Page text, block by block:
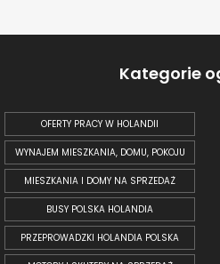
Kategorie
OFERTY PRACY W HOLANDII
WYNAJEM MIESZKANIA, DOMU, POKOJU
MIESZKANIA I DOMY NA SPRZEDAŻ
BUSY POLSKA HOLANDIA
PRZEPROWADZKI HOLANDIA POLSKA